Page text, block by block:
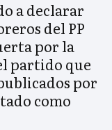
a declarar
del PP
por la
partido que
por
como